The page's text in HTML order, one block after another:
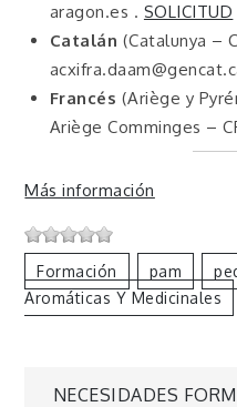
aragon.es . SOLICITUD
Catalán (Catalunya –
Francés (Ariège y
Ariège Comminges –
Más información
Formación Pam
Aromáticas Y Medicinales
NECESIDADES